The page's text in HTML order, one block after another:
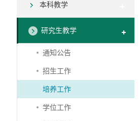
本科教学
研究生教学
通知公告
招生工作
培养工作
学位工作